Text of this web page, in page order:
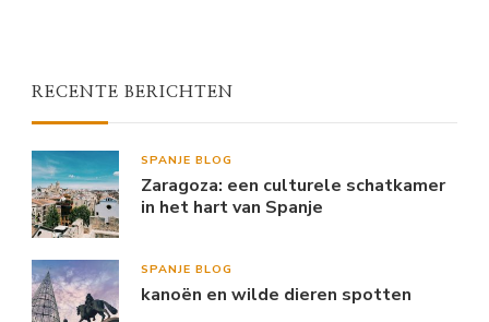
RECENTE BERICHTEN
SPANJE BLOG
Zaragoza: een culturele schatkamer
in het hart van Spanje
SPANJE BLOG
kanoën en wilde dieren spotten